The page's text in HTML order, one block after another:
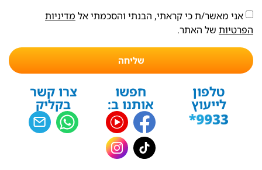
אני מאשר/ת כי קראתי, הבנתי והסכמתי אל מדיניות
הפרטיות של האתר.
שליחה
טלפון
לייעוץ
חפשו
אותנו ב:
צרו קשר
בקליק